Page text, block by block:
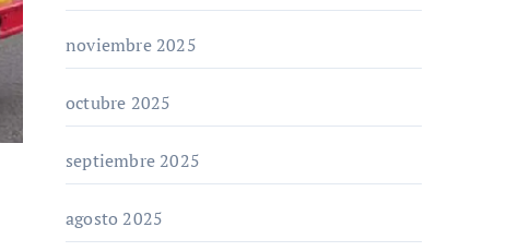
noviembre 2025
octubre 2025
septiembre 2025
agosto 2025